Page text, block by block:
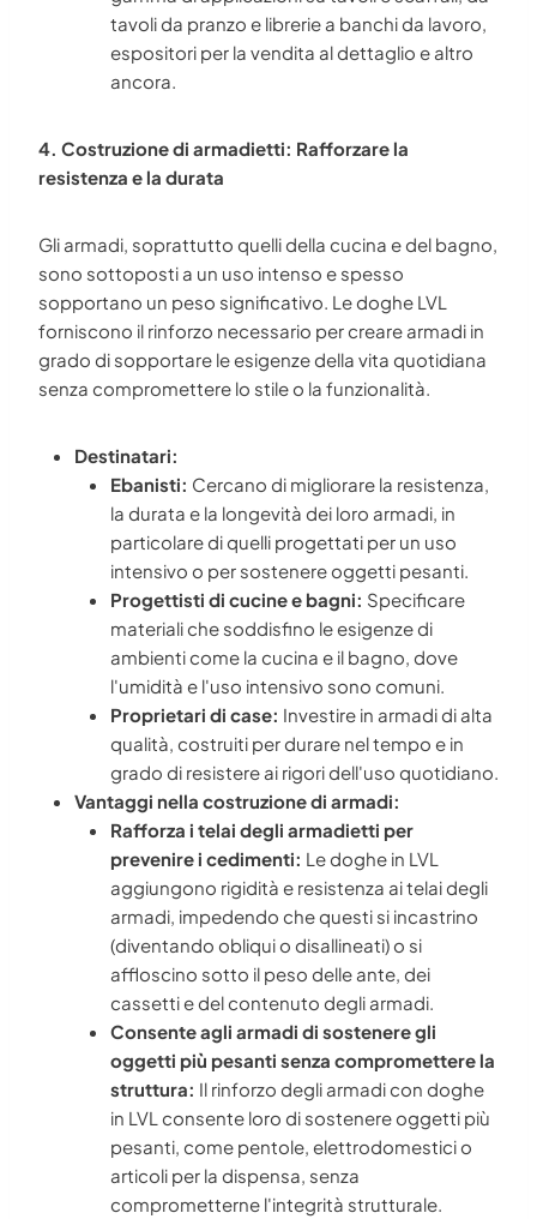
tavoli da pranzo e librerie a banchi da lavoro,
espositori per la vendita al dettaglio e altro
ancora.
4. Costruzione di armadietti: Rafforzare la
resistenza e la durata
Gli armadi, soprattutto quelli della cucina e del bagno,
sono sottoposti a un uso intenso e spesso
sopportano un peso significativo. Le doghe LVL
forniscono il rinforzo necessario per creare armadi in
grado di sopportare le esigenze della vita quotidiana
senza compromettere lo stile o la funzionalità.
Destinatari:
Ebanisti: Cercano di migliorare la resistenza,
la durata e la longevità dei loro armadi, in
particolare di quelli progettati per un uso
intensivo o per sostenere oggetti pesanti.
Progettisti di cucine e bagni: Specificare
materiali che soddisfino le esigenze di
ambienti come la cucina e il bagno, dove
l'umidità e l'uso intensivo sono comuni.
Proprietari di case: Investire in armadi di alta
qualità, costruiti per durare nel tempo e in
grado di resistere ai rigori dell'uso quotidiano.
Vantaggi nella costruzione di armadi:
Rafforza i telai degli armadietti per
prevenire i cedimenti: Le doghe in LVL
aggiungono rigidità e resistenza ai telai degli
armadi, impedendo che questi si incastrino
(diventando obliqui o disallineati) o si
affloscino sotto il peso delle ante, dei
cassetti e del contenuto degli armadi.
Consente agli armadi di sostenere gli
oggetti più pesanti senza compromettere la
struttura: Il rinforzo degli armadi con doghe
in LVL consente loro di sostenere oggetti più
pesanti, come pentole, elettrodomestici o
articoli per la dispensa, senza
comprometterne l'integrità strutturale.